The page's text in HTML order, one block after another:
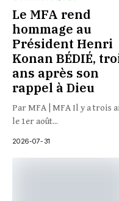
Le MFA rend
hommage au
Président Henri
Konan BÉDIÉ,
ans après son
rappel à Dieu
Par MFA | MFA Il y a trois
le 1er août...
2026-07-31